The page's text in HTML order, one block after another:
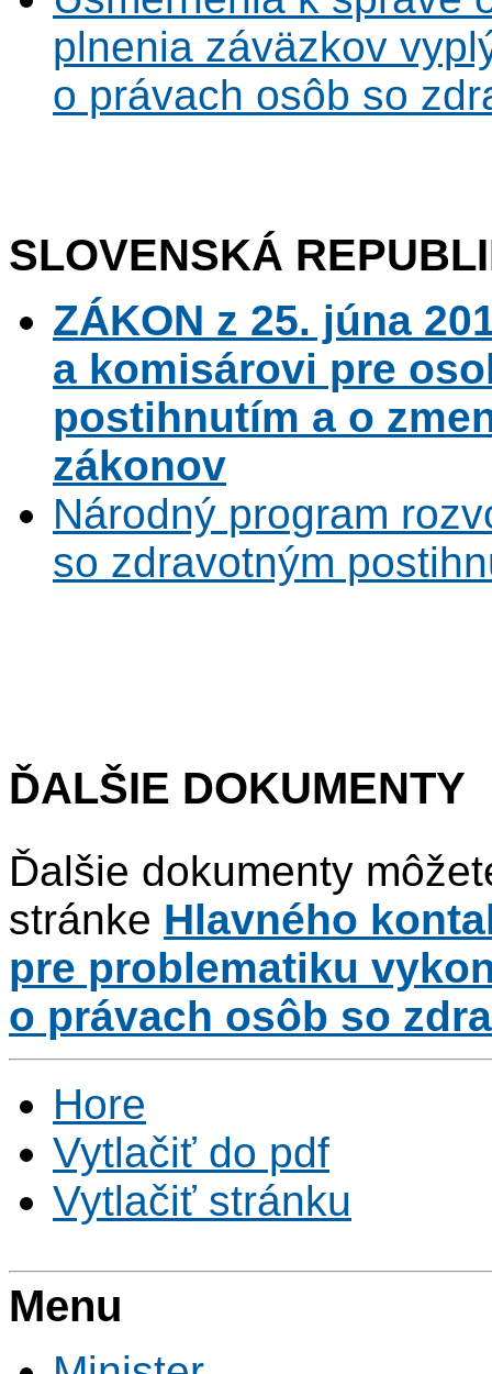
plnenia záväzkov
o právach osôb so
SLOVENSKÁ
ZÁKON z 25. júna
a komisárovi pre
postihnutím a o
zákonov
Národný program
so zdravotným
ĎALŠIE DOKUMENTY
Ďalšie dokumenty
stránke Hlavného
pre problematiku
o právach osôb so
Hore
Vytlačiť do pdf
Vytlačiť stránku
Menu